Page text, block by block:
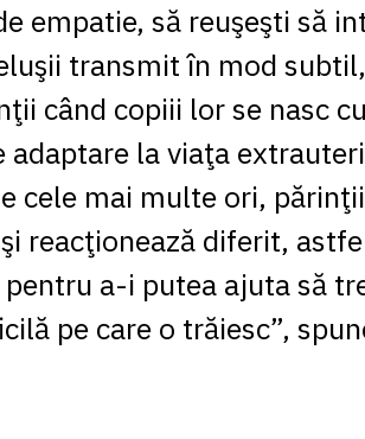
empatie, să reuşeşti să
transmit în mod
când copiii lor se nasc
la viaţa
cele mai multe ori,
reacţionează diferit,
a-i putea ajuta să
pe care o trăiesc”,